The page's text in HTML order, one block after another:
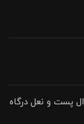
پست و نعل درگاه